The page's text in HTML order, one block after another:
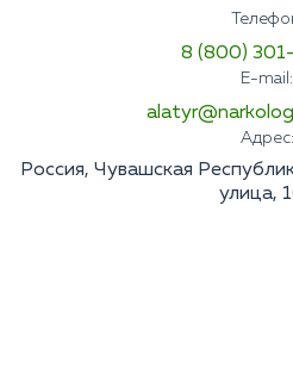
8 (800)
E-mail:
Адрес:
Россия, Чувашская
улица,